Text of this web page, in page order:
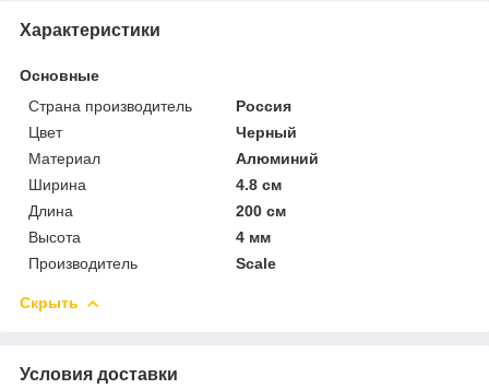
Характеристики
Основные
Страна производитель
Россия
Цвет
Черный
Материал
Алюминий
Ширина
4.8 см
Длина
200 см
Высота
4 мм
Производитель
Scale
Скрыть
Условия доставки